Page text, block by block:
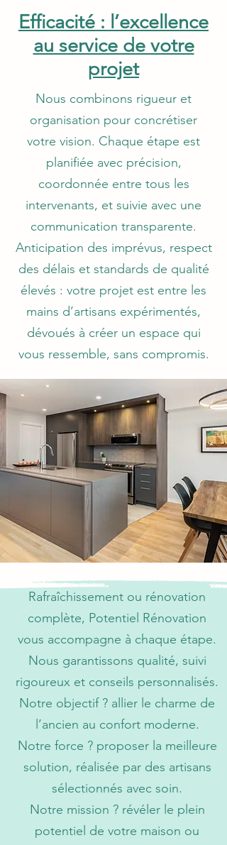
Efficacité : l’excellence
au service de votre
projet
Nous combinons rigueur et
organisation pour concrétiser
votre vision. Chaque étape est
planifiée avec précision,
coordonnée entre tous les
intervenants, et suivie avec une
communication transparente.
Anticipation des imprévus, respect
des délais et standards de qualité
élevés : votre projet est entre les
mains d’artisans expérimentés,
dévoués à créer un espace qui
vous ressemble, sans compromis.
Rafraîchissement ou rénovation
complète, Potentiel Rénovation
vous accompagne à chaque étape.
Nous garantissons qualité, suivi
rigoureux et conseils personnalisés.
Notre objectif ? allier le charme de
l’ancien au confort moderne.
Notre force ? proposer la meilleure
solution, réalisée par des artisans
sélectionnés avec soin.
Notre mission ? révéler le plein
potentiel de votre maison ou